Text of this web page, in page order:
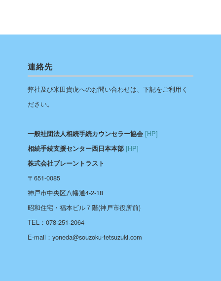
連絡先
弊社及び米田貴虎へのお問い合わせは、下記をご利用く
ださい。
一般社団法人相続手続カウンセラー協会 [HP]
相続手続支援センター西日本本部 [HP]
株式会社ブレーントラスト
〒651-0085
神戸市中央区八幡通4-2-18
昭和住宅・福本ビル７階(神戸市役所前)
TEL：078-251-2064
E-mail：yoneda@souzoku-tetsuzuki.com